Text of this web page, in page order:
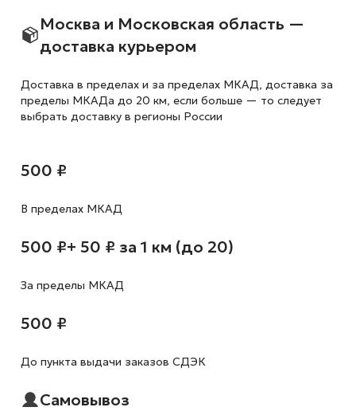
Москва и Московская область —
доставка курьером
Доставка в пределах и за пределах МКАД, доставка за
пределы МКАДа до 20 км, если больше — то следует
выбрать доставку в регионы России
500 ₽
В пределах МКАД
500 ₽+ 50 ₽ за 1 км (до 20)
За пределы МКАД
500 ₽
До пункта выдачи заказов СДЭК
Самовывоз